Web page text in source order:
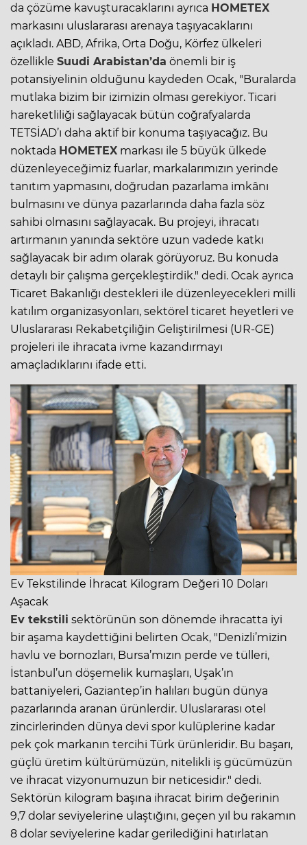
da çözüme kavuşturacaklarını ayrıca HOMETEX
markasını uluslararası arenaya taşıyacaklarını
açıkladı. ABD, Afrika, Orta Doğu, Körfez ülkeleri
özellikle Suudi Arabistan’da önemli bir iş
potansiyelinin olduğunu kaydeden Ocak, "Buralarda
mutlaka bizim bir izimizin olması gerekiyor. Ticari
hareketliliği sağlayacak bütün coğrafyalarda
TETSİAD’ı daha aktif bir konuma taşıyacağız. Bu
noktada HOMETEX markası ile 5 büyük ülkede
düzenleyeceğimiz fuarlar, markalarımızın yerinde
tanıtım yapmasını, doğrudan pazarlama imkânı
bulmasını ve dünya pazarlarında daha fazla söz
sahibi olmasını sağlayacak. Bu projeyi, ihracatı
artırmanın yanında sektöre uzun vadede katkı
sağlayacak bir adım olarak görüyoruz. Bu konuda
detaylı bir çalışma gerçekleştirdik." dedi. Ocak ayrıca
Ticaret Bakanlığı destekleri ile düzenleyecekleri milli
katılım organizasyonları, sektörel ticaret heyetleri ve
Uluslararası Rekabetçiliğin Geliştirilmesi (UR-GE)
projeleri ile ihracata ivme kazandırmayı
amaçladıklarını ifade etti.
Ev Tekstilinde İhracat Kilogram Değeri 10 Doları
Aşacak
Ev tekstili sektörünün son dönemde ihracatta iyi
bir aşama kaydettiğini belirten Ocak, "Denizli’mizin
havlu ve bornozları, Bursa’mızın perde ve tülleri,
İstanbul’un döşemelik kumaşları, Uşak’ın
battaniyeleri, Gaziantep’in halıları bugün dünya
pazarlarında aranan ürünlerdir. Uluslararası otel
zincirlerinden dünya devi spor kulüplerine kadar
pek çok markanın tercihi Türk ürünleridir. Bu başarı,
güçlü üretim kültürümüzün, nitelikli iş gücümüzün
ve ihracat vizyonumuzun bir neticesidir." dedi.
Sektörün kilogram başına ihracat birim değerinin
9,7 dolar seviyelerine ulaştığını, geçen yıl bu rakamın
8 dolar seviyelerine kadar gerilediğini hatırlatan